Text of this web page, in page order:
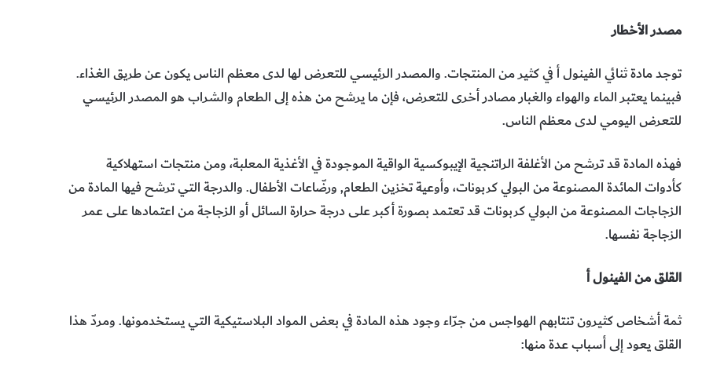
مصدر الأخطار
توجد مادة ثنائي الفينول أ في كثير من المنتجات. والمصدر الرئيسي للتعرض لها لدى معظم الناس يكون عن طريق الغذاء.
فبينما يعتبر الماء والهواء والغبار مصادر أخرى للتعرض، فإن ما يرشح من هذه إلى الطعام والشراب هو المصدر الرئيسي
للتعرض اليومي لدى معظم الناس.
فهذه المادة قد ترشح من الأغلفة الراتنجية الإيبوكسية الواقية الموجودة في الأغذية المعلبة، ومن منتجات استهلاكية
كأدوات المائدة المصنوعة من البولي كربونات، وأوعية تخزين الطعام, ورضّاعات الأطفال. والدرجة التي ترشح فيها المادة من
الزجاجات المصنوعة من البولي كربونات قد تعتمد بصورة أكبر على درجة حرارة السائل أو الزجاجة من اعتمادها على عمر
الزجاجة نفسها.
القلق من الفينول أ
ثمة أشخاص كثيرون تنتابهم الهواجس من جرّاء وجود هذه المادة في بعض المواد البلاستيكية التي يستخدمونها. ومردّ هذا
القلق يعود إلى أسباب عدة منها: